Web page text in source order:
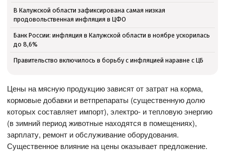
В Калужской области зафиксирована самая низкая
продовольственная инфляция в ЦФО
Банк России: инфляция в Калужской области в ноябре ускорилась
до 8,6%
Правительство включилось в борьбу с инфляцией наравне с ЦБ
Цены на мясную продукцию зависят от затрат на корма,
кормовые добавки и ветпрепараты (существенную долю
которых составляет импорт), электро- и тепловую энергию
(в зимний период животные находятся в помещениях),
зарплату, ремонт и обслуживание оборудования.
Существенное влияние на цены оказывает предложение.